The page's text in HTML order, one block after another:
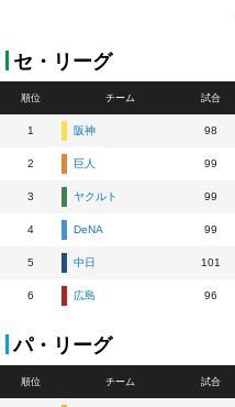
セ・リーグ
順位 チーム 試合
1 阪神 98
2 巨人 99
3 ヤクルト 99
4 DeNA 99
5 中日 101
6 広島 96
パ・リーグ
順位 チーム 試合